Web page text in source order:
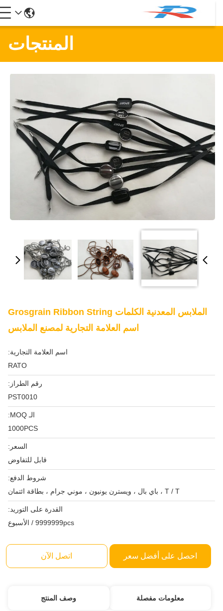
المنتجات
الملابس المعدنية الكلمات Grosgrain Ribbon String
اسم العلامة التجارية لمصنع الملابس
اسم العلامة التجارية:
RATO
رقم الطراز:
PST0010
الـ MOQ:
1000PCS
السعر:
قابل للتفاوض
شروط الدفع:
T / T ، باي بال ، ويسترن يونيون ، موني جرام ، بطاقة ائتمان
القدرة على التوريد:
9999999pcs / الأسبوع
احصل على أفضل سعر اتصل الآن
معلومات مفصلة وصف المنتج